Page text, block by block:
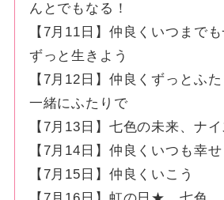
んとでもなる！
【7月11日】仲良くいつまで
ずっと生きよう
【7月12日】仲良くずっとふ
一緒にふたりで
【7月13日】七色の未来、ナイ
【7月14日】仲良くいつも幸せ
【7月15日】仲良くいこう